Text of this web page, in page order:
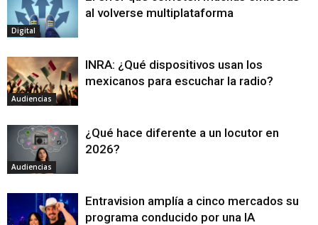
Digital
al volverse multiplataforma
Audiencias
INRA: ¿Qué dispositivos usan los
mexicanos para escuchar la radio?
Audiencias
¿Qué hace diferente a un locutor en
2026?
Entravision amplía a cinco mercados su
programa conducido por una IA